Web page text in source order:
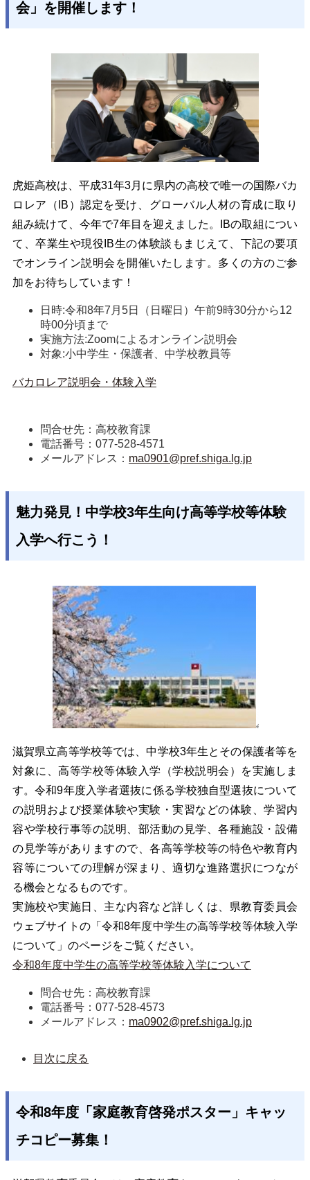
会」を開催します！
虎姫高校は、平成31年3月に県内の高校で唯一の国際バカ
ロレア（IB）認定を受け、グローバル人材の育成に取り
組み続けて、今年で7年目を迎えました。IBの取組につい
て、卒業生や現役IB生の体験談もまじえて、下記の要項
でオンライン説明会を開催いたします。多くの方のご参
加をお待ちしています！
日時:令和8年7月5日（日曜日）午前9時30分から12
時00分頃まで
実施方法:Zoomによるオンライン説明会
対象:小中学生・保護者、中学校教員等
バカロレア説明会・体験入学
問合せ先：高校教育課
電話番号：077-528-4571
メールアドレス： ma0901@pref.shiga.lg.jp
魅力発見！中学校3年生向け高等学校等体験
入学へ行こう！
滋賀県立高等学校等では、中学校3年生とその保護者等を
対象に、高等学校等体験入学（学校説明会）を実施しま
す。令和9年度入学者選抜に係る学校独自型選抜について
の説明および授業体験や実験・実習などの体験、学習内
容や学校行事等の説明、部活動の見学、各種施設・設備
の見学等がありますので、各高等学校等の特色や教育内
容等についての理解が深まり、適切な進路選択につなが
る機会となるものです。
実施校や実施日、主な内容など詳しくは、県教育委員会
ウェブサイトの「令和8年度中学生の高等学校等体験入学
について」のページをご覧ください。
令和8年度中学生の高等学校等体験入学について
問合せ先：高校教育課
電話番号：077-528-4573
メールアドレス： ma0902@pref.shiga.lg.jp
目次に戻る
令和8年度「家庭教育啓発ポスター」キャッ
チコピー募集！